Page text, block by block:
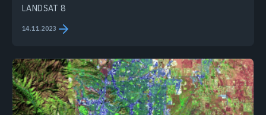
LANDSAT 8
14.11.2023